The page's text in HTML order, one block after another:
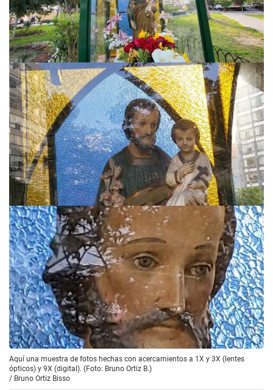
Aquí una muestra de fotos hechas con acercamientos a 1X y 3X (lentes
ópticos) y 9X (digital). (Foto: Bruno Ortiz B.)
/ Bruno Ortiz Bisso